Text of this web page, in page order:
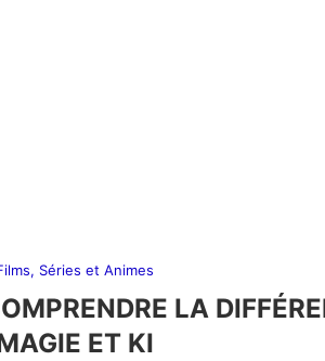
Séries et Animes
LA
ET KI